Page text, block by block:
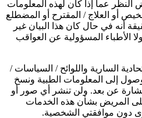
عما إذا كان لهذه المعلومات
أو العلاج / المقترح أو المضطلع
أنه في حال كان هذا البيان غير
الأطباء المسؤولية عن العواقب
السارية واللوائح / السياسات /
إلى المعلومات الطبية ونسخ
عن بعد. ولن تنشر أي صور أو
المريض بشأن هذه الخدمات
دون موافقتي الشخصية.